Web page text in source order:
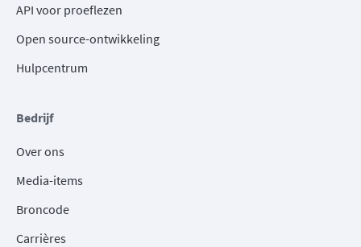
API voor proeflezen
Open source-ontwikkeling
Hulpcentrum
Bedrijf
Over ons
Media-items
Broncode
Carrières